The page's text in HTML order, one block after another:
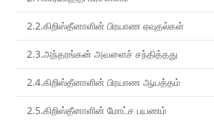
2.2.கிறிஸ்தீனாளின் பிரயாண ஏவுதல்கள்
2.3.அந்தரங்கன் அவளைச் சந்தித்தது
2.4.கிறிஸ்தீனாளின் பிரயாண ஆயத்தம்
2.5.கிறிஸ்தீனாளின் மோட்ச பயணம்